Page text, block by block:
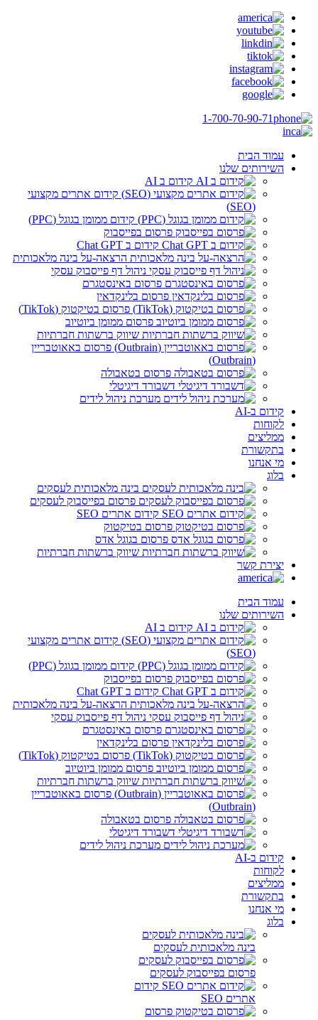
1-700-70-90-71
עמוד הבית
השירותים שלנו
קידום ב AI
קידום אתרים מקצועי
(SEO)
קידום ממומן בגוגל (PPC)
פרסום בפייסבוק
קידום ב Chat GPT
הרצאה-על בינה מלאכותית
ניהול דף פייסבוק עסקי
פרסום באינסטגרם
פרסום בלינקדאין
פרסום בטיקטוק (TikTok)
פרסום ממומן ביוטיוב
שיווק ברשתות חברתיות
פרסום באאוטבריין
(Outbrain)
פרסום בטאבולה
דשבורד דיגיטלי
מערכת ניהול לידים
קידום ב-AI
לקוחות
ממליצים
בתקשורת
מי אנחנו
בלוג
בינה מלאכותית לעסקים
פרסום בפייסבוק לעסקים
קידום אתרים SEO
פרסום בטיקטוק
פרסום בגוגל אדס
שיווק ברשתות חברתיות
יצירת קשר
עמוד הבית
השירותים שלנו
קידום ב AI
קידום אתרים מקצועי
(SEO)
קידום ממומן בגוגל (PPC)
פרסום בפייסבוק
קידום ב Chat GPT
הרצאה-על בינה מלאכותית
ניהול דף פייסבוק עסקי
פרסום באינסטגרם
פרסום בלינקדאין
פרסום בטיקטוק (TikTok)
פרסום ממומן ביוטיוב
שיווק ברשתות חברתיות
פרסום באאוטבריין
(Outbrain)
פרסום בטאבולה
דשבורד דיגיטלי
מערכת ניהול לידים
קידום ב-AI
לקוחות
ממליצים
בתקשורת
מי אנחנו
בלוג
בינה מלאכותית לעסקים
פרסום בפייסבוק לעסקים
קידום
אתרים SEO
פרסום